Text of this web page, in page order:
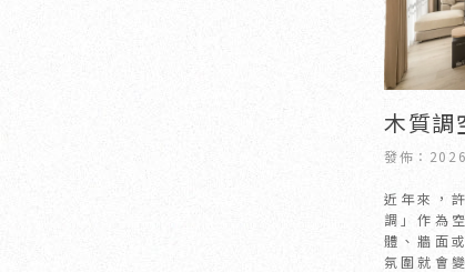
木質調
得放鬆
北室內
發佈：
近年來，
調」作為
體、牆面
氛圍就會